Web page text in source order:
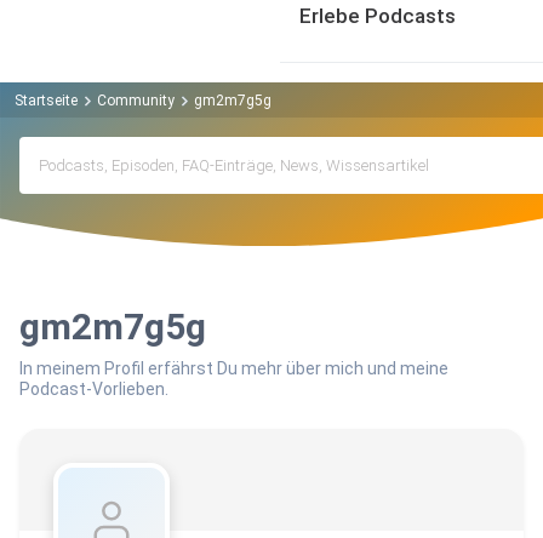
Erlebe Podcasts
Startseite Community gm2m7g5g
gm2m7g5g
In meinem Profil erfährst Du mehr über mich und meine
Podcast-Vorlieben.